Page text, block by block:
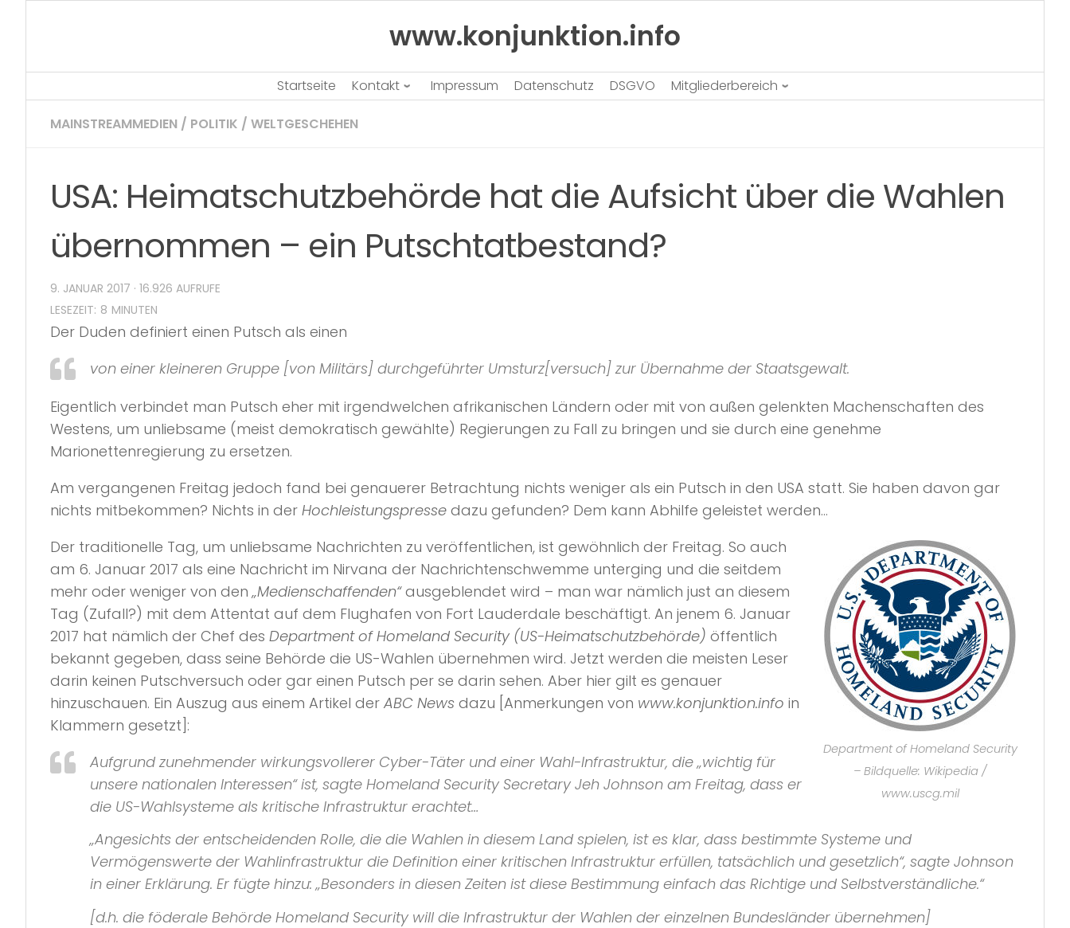
www.konjunktion.info
Startseite Kontakt Impressum Datenschutz DSGVO Mitgliederbereich
MAINSTREAMMEDIEN / POLITIK / WELTGESCHEHEN
USA: Heimatschutzbehörde hat die Aufsicht über die Wahlen
übernommen – ein Putschtatbestand?
9. JANUAR 2017 · 16.926 AUFRUFE
Der Duden definiert einen Putsch als einen
von einer kleineren Gruppe [von Militärs] durchgeführter Umsturz[versuch] zur Übernahme der Staatsgewalt.
Eigentlich verbindet man Putsch eher mit irgendwelchen afrikanischen Ländern oder mit von außen gelenkten Machenschaften des
Westens, um unliebsame (meist demokratisch gewählte) Regierungen zu Fall zu bringen und sie durch eine genehme
Marionettenregierung zu ersetzen.
Am vergangenen Freitag jedoch fand bei genauerer Betrachtung nichts weniger als ein Putsch in den USA statt. Sie haben davon gar
nichts mitbekommen? Nichts in der Hochleistungspresse dazu gefunden? Dem kann Abhilfe geleistet werden…
Department of Homeland Security
– Bildquelle: Wikipedia /
www.uscg.mil
Der traditionelle Tag, um unliebsame Nachrichten zu veröffentlichen, ist gewöhnlich der Freitag. So auch
am 6. Januar 2017 als eine Nachricht im Nirvana der Nachrichtenschwemme unterging und die seitdem
mehr oder weniger von den„Medienschaffenden“ausgeblendet wird – man war nämlich just an diesem
Tag (Zufall?) mit dem Attentat auf dem Flughafen von Fort Lauderdale beschäftigt. An jenem 6. Januar
2017 hat nämlich der Chef des Department of Homeland Security (US-Heimatschutzbehörde) öffentlich
bekannt gegeben, dass seine Behörde die US-Wahlen übernehmen wird. Jetzt werden die meisten Leser
darin keinen Putschversuch oder gar einen Putsch per se darin sehen. Aber hier gilt es genauer
hinzuschauen. Ein Auszug aus einem Artikel der ABC News dazu [Anmerkungen von www.konjunktion.info in
Klammern gesetzt]:
Aufgrund zunehmender wirkungsvollerer Cyber-Täter und einer Wahl-Infrastruktur, die„wichtig für
unsere nationalen Interessen“ist, sagte Homeland Security Secretary Jeh Johnson am Freitag, dass er
die US-Wahlsysteme als kritische Infrastruktur erachtet…
„Angesichts der entscheidenden Rolle, die die Wahlen in diesem Land spielen, ist es klar, dass bestimmte Systeme und
Vermögenswerte der Wahlinfrastruktur die Definition einer kritischen Infrastruktur erfüllen, tatsächlich und gesetzlich“, sagte Johnson
in einer Erklärung. Er fügte hinzu:„Besonders in diesen Zeiten ist diese Bestimmung einfach das Richtige und Selbstverständliche.“
[d.h. die föderale Behörde Homeland Security will die Infrastruktur der Wahlen der einzelnen Bundesländer übernehmen]